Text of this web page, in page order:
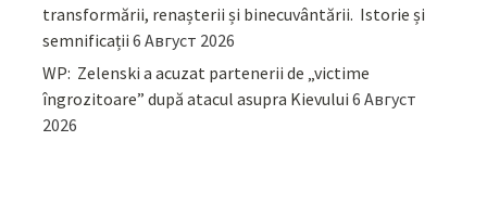
transformării, renașterii și binecuvântării. Istorie și
semnificații 6 Август 2026
WP: Zelenski a acuzat partenerii de „victime
îngrozitoare” după atacul asupra Kievului 6 Август
2026